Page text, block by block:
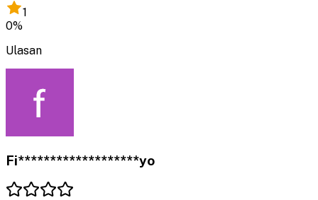
1
0%
Ulasan
Fi*******************yo